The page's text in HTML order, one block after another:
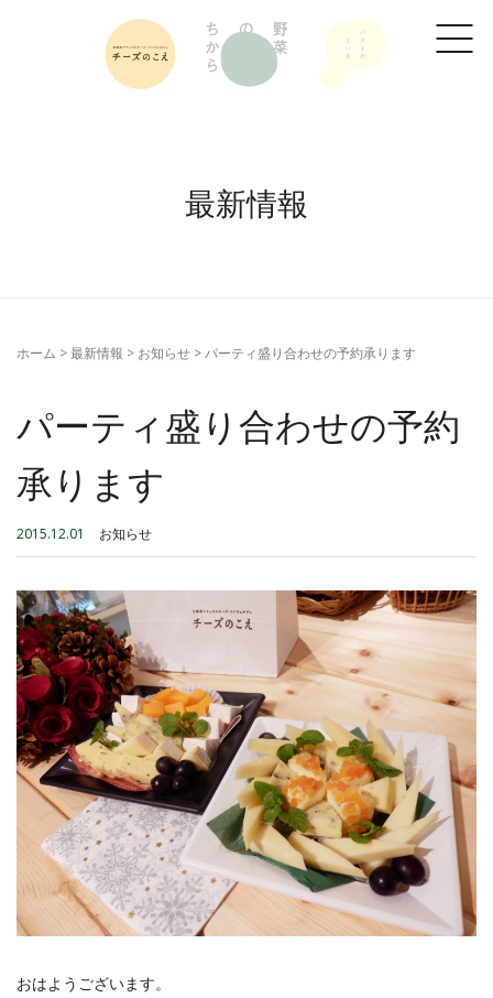
最新情報
ホーム >最新情報 > お知らせ >パーティ盛り合わせの予約承ります
パーティ盛り合わせの予約
承ります
2015.12.01 お知らせ
おはようございます。